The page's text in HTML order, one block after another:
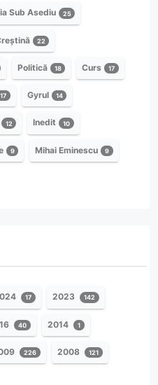
Sub Asediu 25
22
Politică 18 Curs 17
17 Gyrul 14
12 Inedit 10
9 Mihai Eminescu 9
17 2023 142
40 2014 1
226 2008 121